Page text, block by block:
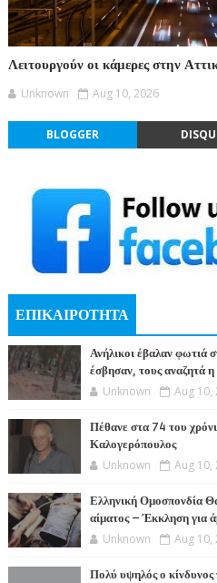
Λειτουργούν οι κάμερες στην
Unknown Aug 10, 2026
BLOGGER
ΕΠΙΚΑΙΡΟΤΗΤΑ
Ανήλικοι έβαλαν φωτιά
έσβησαν, τους αναζητά
Unknown Aug 10,
Πέθανε στα 74 του
Καλογερόπουλος
Unknown Aug 10,
Ελληνική Ομοσπονδία
αίματος – Έκκληση για
Unknown Aug 10,
Πολύ υψηλός ο κίνδυνος